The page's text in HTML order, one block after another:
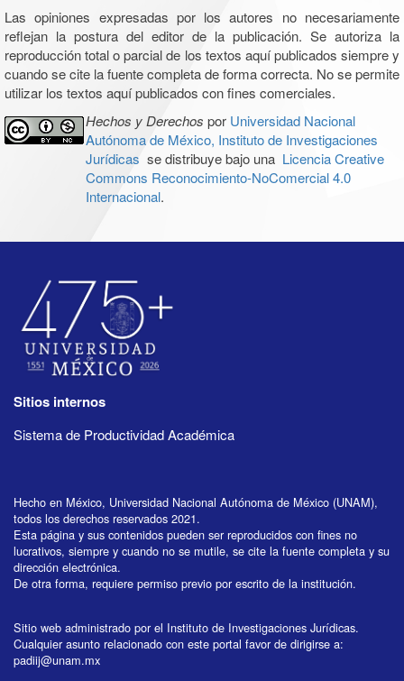
Las opiniones expresadas por los autores no necesariamente
reflejan la postura del editor de la publicación. Se autoriza la
reproducción total o parcial de los textos aquí publicados siempre y
cuando se cite la fuente completa de forma correcta. No se permite
utilizar los textos aquí publicados con fines comerciales.
Hechos y Derechos por Universidad Nacional
Autónoma de México, Instituto de Investigaciones
Jurídicas se distribuye bajo una Licencia Creative
Commons Reconocimiento-NoComercial 4.0
Internacional.
Sitios internos
Sistema de Productividad Académica
Hecho en México, Universidad Nacional Autónoma de México (UNAM),
todos los derechos reservados 2021.
Esta página y sus contenidos pueden ser reproducidos con fines no
lucrativos, siempre y cuando no se mutile, se cite la fuente completa y su
dirección electrónica.
De otra forma, requiere permiso previo por escrito de la institución.
Sitio web administrado por el Instituto de Investigaciones Jurídicas.
Cualquier asunto relacionado con este portal favor de dirigirse a:
padiij@unam.mx